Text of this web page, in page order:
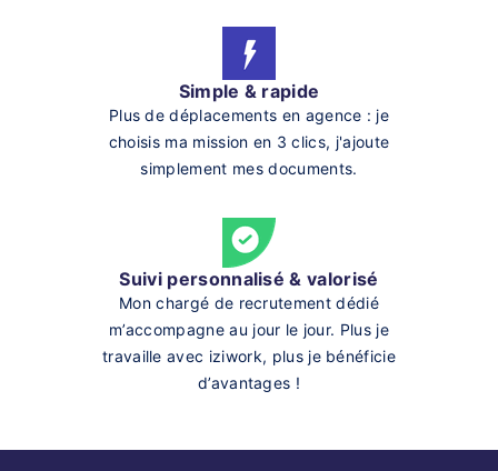
Simple & rapide
Plus de déplacements en agence : je
choisis ma mission en 3 clics, j'ajoute
simplement mes documents.
Suivi personnalisé & valorisé
Mon chargé de recrutement dédié
m’accompagne au jour le jour. Plus je
travaille avec iziwork, plus je bénéficie
d’avantages !